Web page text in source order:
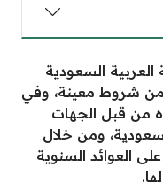
السعودية
شروط معينة، وفي
من قبل الجهات
ومن خلال
العوائد السنوية